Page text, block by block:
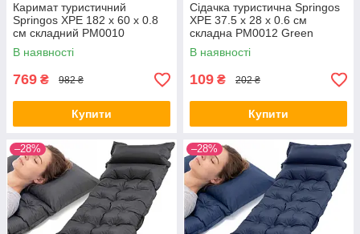
Каримат туристичний
Springos XPE 182 x 60 x 0.8
cм складний PM0010
Green/Grey
В наявності
769 ₴ 982 ₴
Купити
Сідачка туристична Springos
XPE 37.5 x 28 x 0.6 см
складна PM0012 Green
В наявності
109 ₴ 202 ₴
Купити
–28% –28%